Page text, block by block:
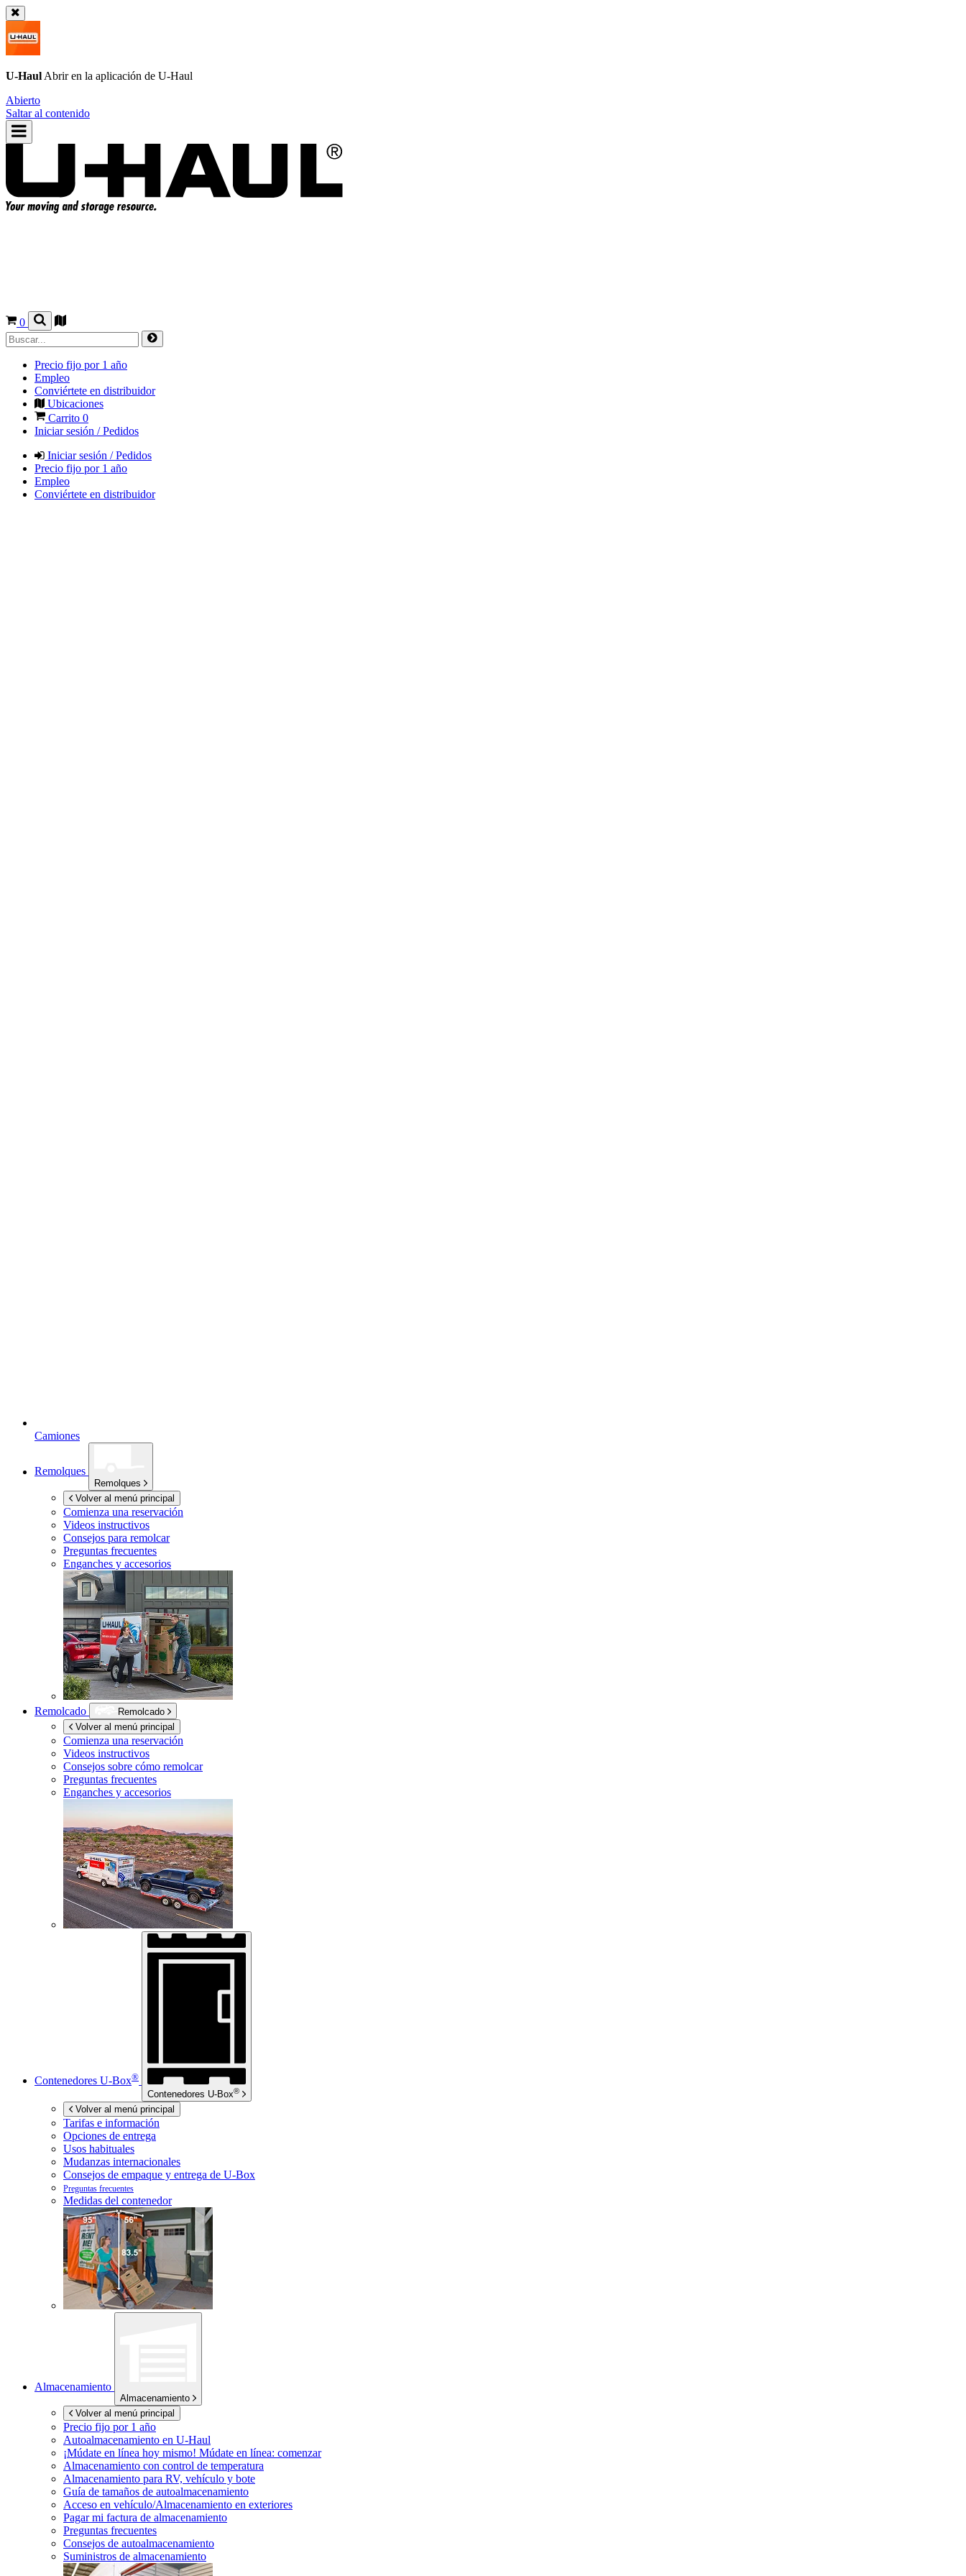
U-Haul Abrir en la aplicación de U-Haul
Abierto
Saltar al contenido
0
Precio fijo por 1 año
Empleo
Conviértete en distribuidor
Ubicaciones
Carrito 0
Iniciar sesión / Pedidos
Iniciar sesión / Pedidos
Precio fijo por 1 año
Empleo
Conviértete en distribuidor
Camiones
Remolques
Remolques
Volver al menú principal
Comienza una reservación
Videos instructivos
Consejos para remolcar
Preguntas frecuentes
Enganches y accesorios
Remolcado
Remolcado
Volver al menú principal
Comienza una reservación
Videos instructivos
Consejos sobre cómo remolcar
Preguntas frecuentes
Enganches y accesorios
Contenedores U-Box®
Contenedores U-Box®
Volver al menú principal
Tarifas e información
Opciones de entrega
Usos habituales
Mudanzas internacionales
Consejos de empaque y entrega de U-Box
Preguntas frecuentes
Medidas del contenedor
Almacenamiento
Almacenamiento
Volver al menú principal
Precio fijo por 1 año
Autoalmacenamiento en U-Haul
¡Múdate en línea hoy mismo! Múdate en línea: comenzar
Almacenamiento con control de temperatura
Almacenamiento para RV, vehículo y bote
Guía de tamaños de autoalmacenamiento
Acceso en vehículo/Almacenamiento en exteriores
Pagar mi factura de almacenamiento
Preguntas frecuentes
Consejos de autoalmacenamiento
Suministros de almacenamiento